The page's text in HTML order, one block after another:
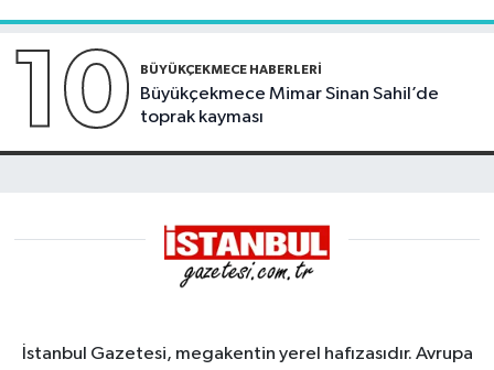
10 BÜYÜKÇEKMECE HABERLERI
Büyükçekmece Mimar Sinan Sahil’de
toprak kayması
İstanbul Gazetesi, megakentin yerel hafızasıdır. Avrupa